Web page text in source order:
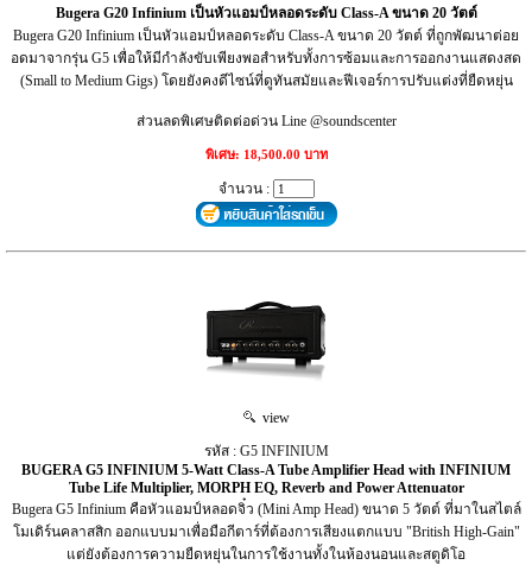
Bugera G20 Infinium เป็นหัวแอมป์หลอดระดับ Class-A ขนาด 20 วัตต์
Bugera G20 Infinium เป็นหัวแอมป์หลอดระดับ Class-A ขนาด 20 วัตต์ ที่ถูกพัฒนาต่อย
อดมาจากรุ่น G5 เพื่อให้มีกำลังขับเพียงพอสำหรับทั้งการซ้อมและการออกงานแสดงสด
(Small to Medium Gigs) โดยยังคงดีไซน์ที่ดูทันสมัยและฟีเจอร์การปรับแต่งที่ยืดหยุ่น
ส่วนลดพิเศษติดต่อด่วน Line @soundscenter
พิเศษ: 18,500.00 บาท
จำนวน :
view
รหัส : G5 INFINIUM
BUGERA G5 INFINIUM 5-Watt Class-A Tube Amplifier Head with INFINIUM
Tube Life Multiplier, MORPH EQ, Reverb and Power Attenuator
Bugera G5 Infinium คือหัวแอมป์หลอดจิ๋ว (Mini Amp Head) ขนาด 5 วัตต์ ที่มาในสไตล์
โมเดิร์นคลาสสิก ออกแบบมาเพื่อมือกีตาร์ที่ต้องการเสียงแตกแบบ "British High-Gain"
แต่ยังต้องการความยืดหยุ่นในการใช้งานทั้งในห้องนอนและสตูดิโอ